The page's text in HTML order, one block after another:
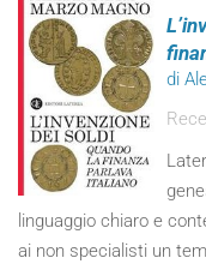
di
linguaggio chiaro e
ai non specialisti un